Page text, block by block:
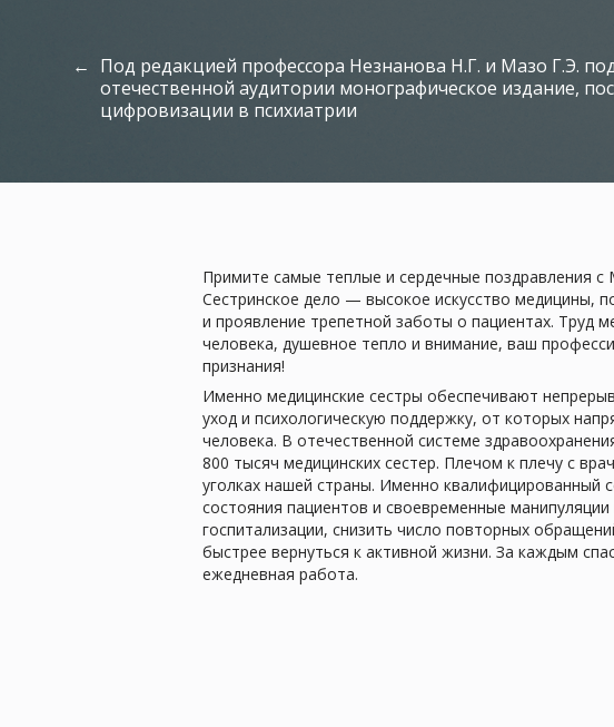
Под редакцией профессора Незнанова Н.Г. и Мазо Г.Э.
отечественной аудитории монографическое издание,
цифровизации в психиатрии
Примите самые теплые и сердечные поздравления
Сестринское дело — высокое искусство медицины,
и проявление трепетной заботы о пациентах. Труд
человека, душевное тепло и внимание, ваш
признания!
Именно медицинские сестры обеспечивают
уход и психологическую поддержку, от которых
человека. В отечественной системе
800 тысяч медицинских сестер. Плечом к плечу с
уголках нашей страны. Именно квалифицированный
состояния пациентов и своевременные
госпитализации, снизить число повторных
быстрее вернуться к активной жизни. За каждым
ежедневная работа.